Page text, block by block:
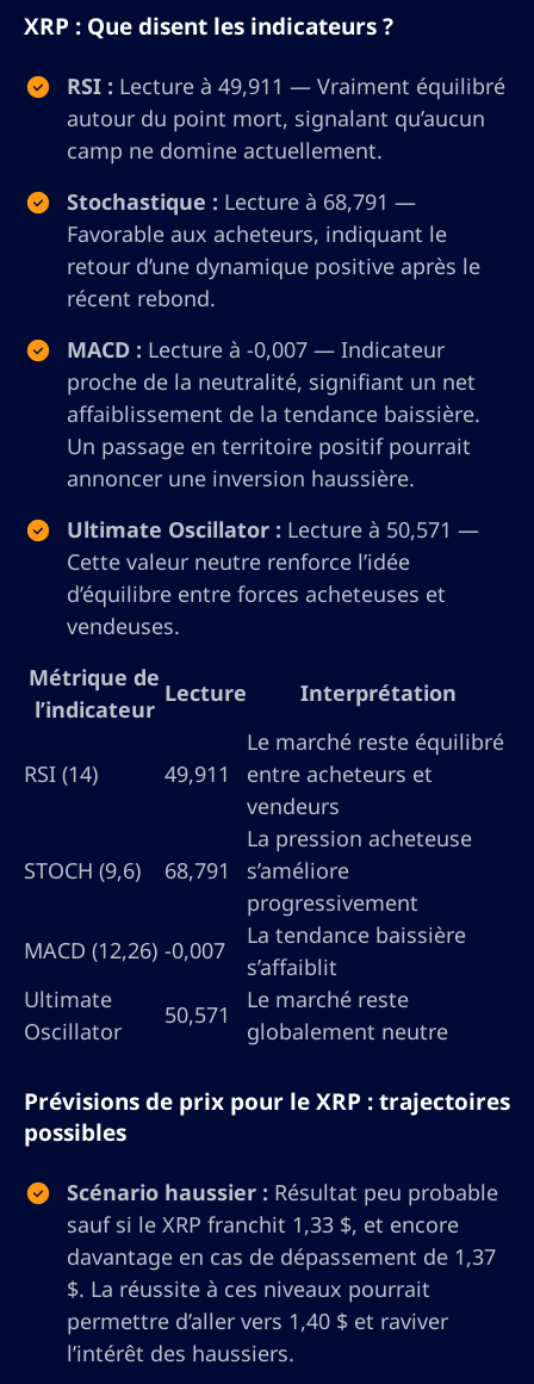
XRP : Que disent les indicateurs ?
RSI : Lecture à 49,911 — Vraiment équilibré
autour du point mort, signalant qu’aucun
camp ne domine actuellement.
Stochastique : Lecture à 68,791 —
Favorable aux acheteurs, indiquant le
retour d’une dynamique positive après le
récent rebond.
MACD : Lecture à -0,007 — Indicateur
proche de la neutralité, signifiant un net
affaiblissement de la tendance baissière.
Un passage en territoire positif pourrait
annoncer une inversion haussière.
Ultimate Oscillator : Lecture à 50,571 —
Cette valeur neutre renforce l’idée
d’équilibre entre forces acheteuses et
vendeuses.
Métrique de
l’indicateur
Lecture Interprétation
RSI (14) 49,911
Le marché reste équilibré
entre acheteurs et
vendeurs
STOCH (9,6) 68,791
La pression acheteuse
s’améliore
progressivement
MACD (12,26) -0,007
La tendance baissière
s’affaiblit
Ultimate
Oscillator
50,571
Le marché reste
globalement neutre
Prévisions de prix pour le XRP : trajectoires
possibles
Scénario haussier : Résultat peu probable
sauf si le XRP franchit 1,33 $, et encore
davantage en cas de dépassement de 1,37
$. La réussite à ces niveaux pourrait
permettre d’aller vers 1,40 $ et raviver
l’intérêt des haussiers.